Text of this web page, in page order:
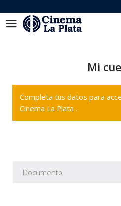
Mi
Completa tus datos para
Cinema La Plata .